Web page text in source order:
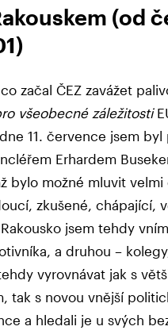
(od
začal ČEZ zavážet
všeobecné záležitosti
11. července jsem
Erhardem
bylo možné mluvit
zkušené, chápající,
jsem tehdy
a druhou –
vyrovnávat jak s
tak s novou vnější
a hledali je u svých